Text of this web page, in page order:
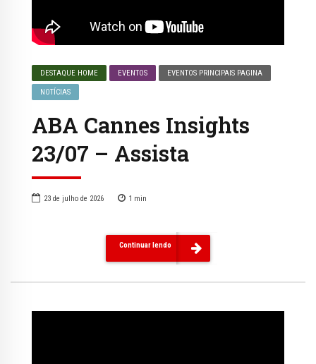
DESTAQUE HOME EVENTOS EVENTOS PRINCIPAIS PAGINA
NOTÍCIAS
ABA Cannes Insights
23/07 – Assista
23 de julho de 2026 1 min
Continuar lendo